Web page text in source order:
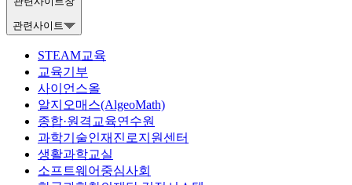
관련사이트
STEAM교육
교육기부
사이언스올
알지오매스(AlgeoMath)
종합·원격교육연수원
과학기술인재진로지원센터
생활과학교실
소프트웨어중심사회